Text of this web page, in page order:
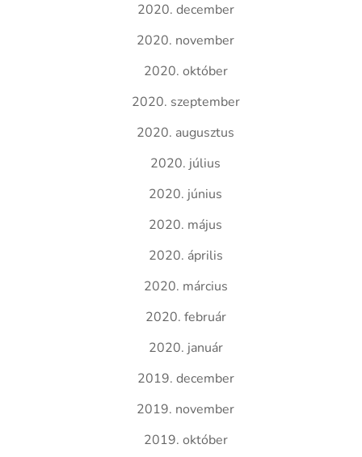
2020. december
2020. november
2020. október
2020. szeptember
2020. augusztus
2020. július
2020. június
2020. május
2020. április
2020. március
2020. február
2020. január
2019. december
2019. november
2019. október